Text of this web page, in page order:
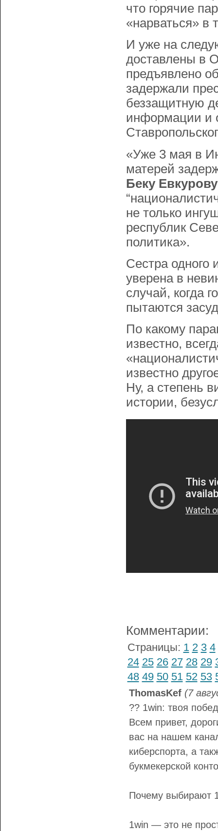
что горячие
«нарваться» в
И уже на
доставлены в
предъявлено
задержали
беззащитную
информации и
«Уже 3 мая в
матерей
Беку Евкурову
не только
республик
политика».
Сестра одного
уверена в
случай, когда
пытаются
По какому
известно,
известно
Ну, а степень
истории,
Комментарии:
Страницы: 1 2 3 4
24 25 26 27 28 29
48 49 50 51 52 53
ThomasKef (7
?? 1win: твоя
Всем привет,
вас на нашем
киберспорта, а
букмекерской
Почему выбирают
1win — это не